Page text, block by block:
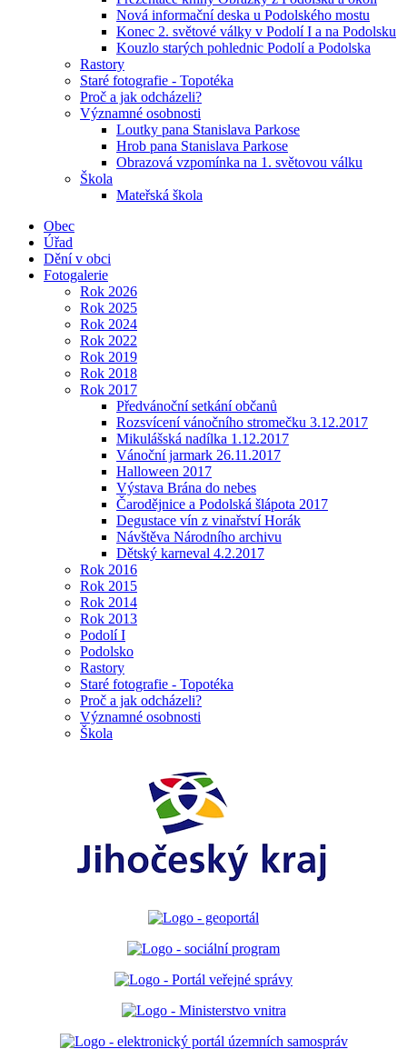
Nová informační deska u Podolského mostu
Konec 2. světové války v Podolí I a na Podolsku
Kouzlo starých pohlednic Podolí a Podolska
Rastory
Staré fotografie - Topotéka
Proč a jak odcházeli?
Významné osobnosti
Loutky pana Stanislava Parkose
Hrob pana Stanislava Parkose
Obrazová vzpomínka na 1. světovou válku
Škola
Mateřská škola
Obec
Úřad
Dění v obci
Fotogalerie
Rok 2026
Rok 2025
Rok 2024
Rok 2022
Rok 2019
Rok 2018
Rok 2017
Předvánoční setkání občanů
Rozsvícení vánočního stromečku 3.12.2017
Mikulášská nadílka 1.12.2017
Vánoční jarmark 26.11.2017
Halloween 2017
Výstava Brána do nebes
Čarodějnice a Podolská šlápota 2017
Degustace vín z vinařství Horák
Návštěva Národního archivu
Dětský karneval 4.2.2017
Rok 2016
Rok 2015
Rok 2014
Rok 2013
Podolí I
Podolsko
Rastory
Staré fotografie - Topotéka
Proč a jak odcházeli?
Významné osobnosti
Škola